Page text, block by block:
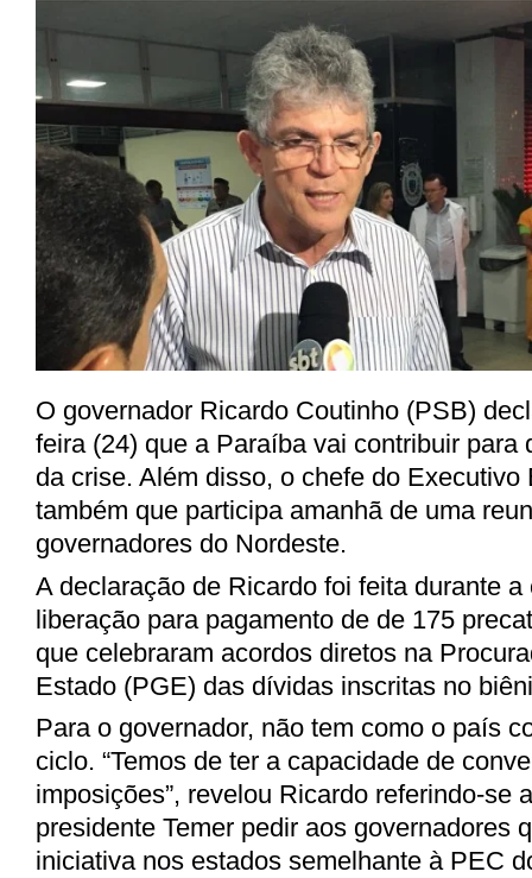
O governador Ricardo Coutinho (PSB)
feira (24) que a Paraíba vai contribuir para
da crise. Além disso, o chefe do Executivo
também que participa amanhã de uma
governadores do Nordeste.
A declaração de Ricardo foi feita durante a
liberação para pagamento de de 175
que celebraram acordos diretos na
Estado (PGE) das dívidas inscritas no
Para o governador, não tem como o país
ciclo. “Temos de ter a capacidade de
imposições”, revelou Ricardo referindo-se
presidente Temer pedir aos governadores
iniciativa nos estados semelhante à PEC